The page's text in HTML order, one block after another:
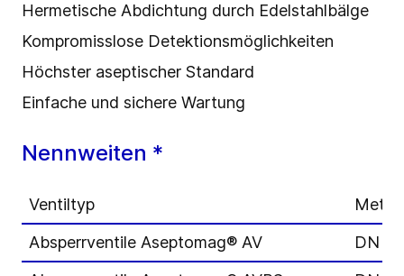
Hermetische Abdichtung durch Edelstahlbälge
Kompromisslose Detektionsmöglichkeiten
Höchster aseptischer Standard
Einfache und sichere Wartung
Nennweiten *
Ventiltyp
Absperrventile Aseptomag® AV
DN